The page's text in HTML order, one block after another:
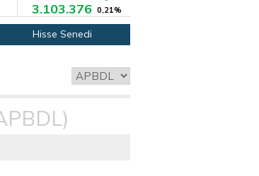
3.103.376 0,21%
Hisse Senedi